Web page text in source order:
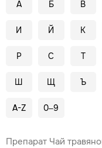
А Б В
И Й К
Р С Т
Ш Щ Ъ
A-Z 0–9
Препарат Чай